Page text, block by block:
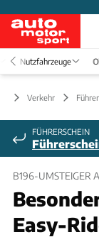
Nutzfahrzeuge
Verkehr
FÜHRERSCHEIN
B196-UMSTEIGER
Easy-